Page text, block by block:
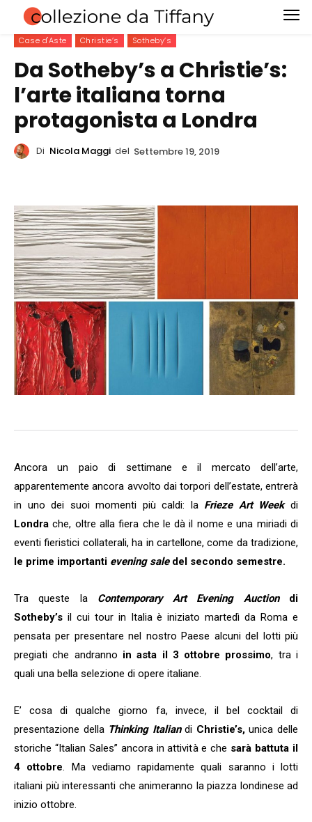
Case d'Aste Christie’s Sotheby’s
Da Sotheby’s a Christie’s:
l’arte italiana torna
protagonista a Londra
Di Nicola Maggi del Settembre 19, 2019
Ancora un paio di settimane e il mercato dell’arte,
apparentemente ancora avvolto dai torpori dell’estate, entrerà
in uno dei suoi momenti più caldi: la Frieze Art Weekdi
Londra che, oltre alla fiera che le dà il nome e una miriadi di
eventi fieristici collaterali, ha in cartellone, come da tradizione,
le prime importanti evening saledel secondo semestre.
Tra queste la Contemporary Art Evening Auction di
Sotheby’s il cui tour in Italia è iniziato martedì da Roma e
pensata per presentare nel nostro Paese alcuni del lotti più
pregiati che andranno in asta il 3 ottobre prossimo, tra i
quali una bella selezione di opere italiane.
E’ cosa di qualche giorno fa, invece, il bel cocktail di
presentazione della Thinking Italian di Christie’s,unica delle
storiche “Italian Sales” ancora in attività e che sarà battuta il
4 ottobre . Ma vediamo rapidamente quali saranno i lotti
italiani più interessanti che animeranno la piazza londinese ad
inizio ottobre.